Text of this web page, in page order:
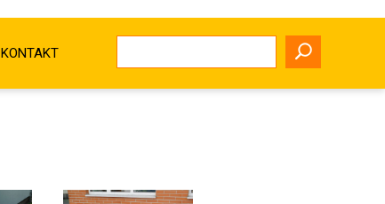
KONTAKT